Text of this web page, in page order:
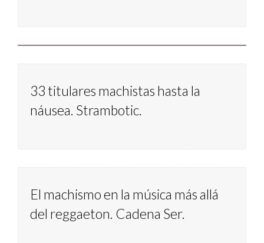
33 titulares machistas hasta la
náusea. Strambotic.
El machismo en la música más allá
del reggaeton. Cadena Ser.